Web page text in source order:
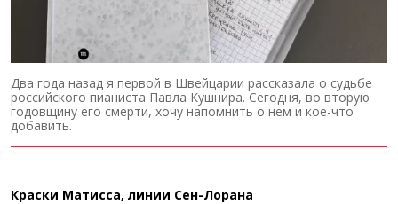
Два года назад я первой в Швейцарии рассказала о судьбе
российского пианиста Павла Кушнира. Сегодня, во вторую
годовщину его смерти, хочу напомнить о нем и кое-что
добавить.
Краски Матисса, линии Сен-Лорана